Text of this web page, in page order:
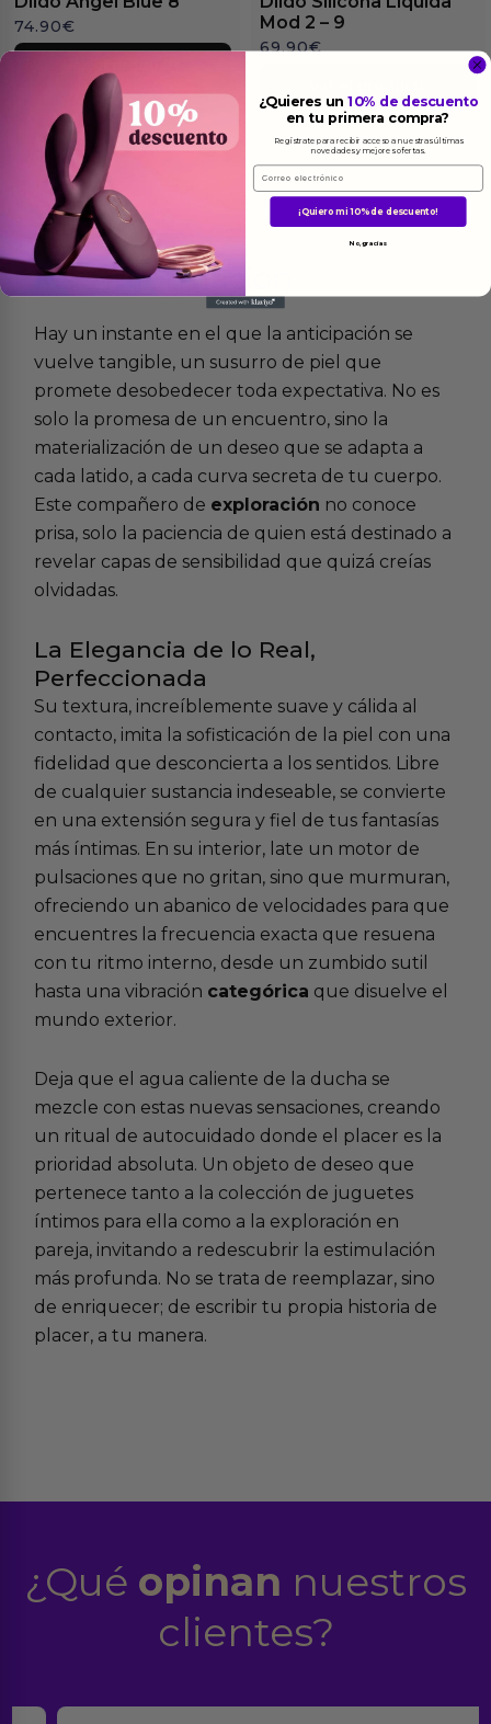
74.90€
Mod 2 – 9
69.90€
Másinformacion
Hay un instante en el que la anticipación se
vuelve tangible, un susurro de piel que
promete desobedecer toda expectativa. No es
solo la promesa de un encuentro, sino la
materialización de un deseo que se adapta a
cada latido, a cada curva secreta de tu cuerpo.
Este compañero de exploración no conoce
prisa, solo la paciencia de quien está destinado a
revelar capas de sensibilidad que quizá creías
olvidadas.
La Elegancia de lo Real,
Perfeccionada
Su textura, increíblemente suave y cálida al
contacto, imita la sofisticación de la piel con una
fidelidad que desconcierta a los sentidos. Libre
de cualquier sustancia indeseable, se convierte
en una extensión segura y fiel de tus fantasías
más íntimas. En su interior, late un motor de
pulsaciones que no gritan, sino que murmuran,
ofreciendo un abanico de velocidades para que
encuentres la frecuencia exacta que resuena
con tu ritmo interno, desde un zumbido sutil
hasta una vibración categórica que disuelve el
mundo exterior.
Deja que el agua caliente de la ducha se
mezcle con estas nuevas sensaciones, creando
un ritual de autocuidado donde el placer es la
prioridad absoluta. Un objeto de deseo que
pertenece tanto a la colección de juguetes
íntimos para ella como a la exploración en
pareja, invitando a redescubrir la estimulación
más profunda. No se trata de reemplazar, sino
de enriquecer; de escribir tu propia historia de
placer, a tu manera.
¿Qué opinan nuestros
clientes?
¿Quieres un10% de descuento
en tu primera compra?
Regístrate para recibir acceso a nuestras últimas
novedades y mejores ofertas.
Email
¡Quiero mi 10% de descuento!
No, gracias